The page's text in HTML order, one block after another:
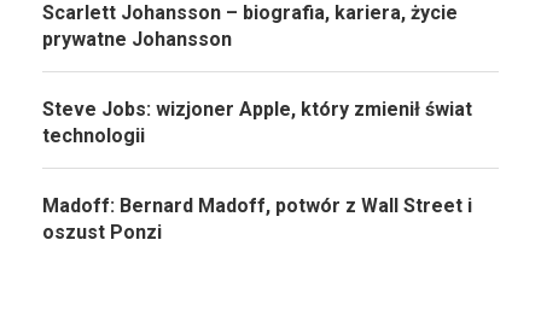
Scarlett Johansson – biografia, kariera, życie
prywatne Johansson
Steve Jobs: wizjoner Apple, który zmienił świat
technologii
Madoff: Bernard Madoff, potwór z Wall Street i
oszust Ponzi